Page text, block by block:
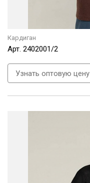
Кардиган
Арт. 2402001/2
Узнать оптовую цену